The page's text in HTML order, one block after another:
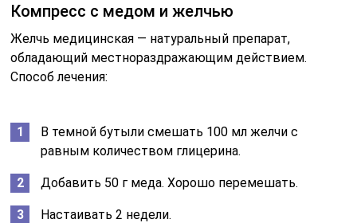
Компресс с медом и желчью
Желчь медицинская — натуральный препарат,
обладающий местнораздражающим действием.
Способ лечения:
В темной бутыли смешать 100 мл желчи с
равным количеством глицерина.
Добавить 50 г меда. Хорошо перемешать.
Настаивать 2 недели.